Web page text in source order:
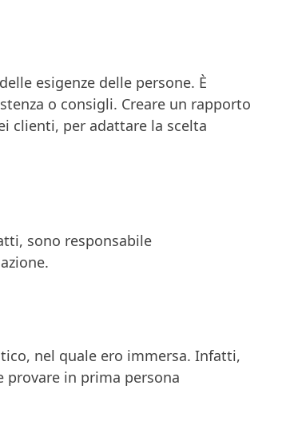
esigenze delle persone. È
o consigli. Creare un rapporto
clienti, per adattare la scelta
sono responsabile
nel quale ero immersa. Infatti,
provare in prima persona